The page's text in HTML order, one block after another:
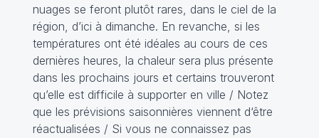
nuages se feront plutôt rares, dans le ciel de la
région, d’ici à dimanche. En revanche, si les
températures ont été idéales au cours de ces
dernières heures, la chaleur sera plus présente
dans les prochains jours et certains trouveront
qu’elle est difficile à supporter en ville / Notez
que les prévisions saisonnières viennent d‘être
réactualisées / Si vous ne connaissez pas